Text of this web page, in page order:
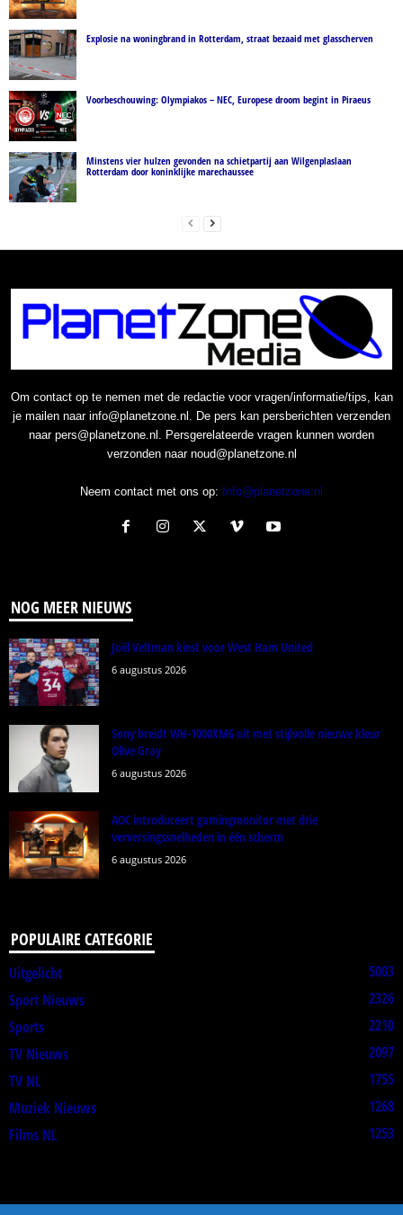
Explosie na woningbrand in Rotterdam, straat bezaaid met glasscherven
Voorbeschouwing: Olympiakos – NEC, Europese droom begint in Piraeus
Minstens vier hulzen gevonden na schietpartij aan Wilgenplaslaan
Rotterdam door koninklijke marechaussee
Om contact op te nemen met de redactie voor vragen/informatie/tips, kan
je mailen naar info@planetzone.nl. De pers kan persberichten verzenden
naar pers@planetzone.nl. Persgerelateerde vragen kunnen worden
verzonden naar noud@planetzone.nl
Neem contact met ons op: Info@planetzone.nl
NOG MEER NIEUWS
Joël Veltman kiest voor West Ham United
6 augustus 2026
Sony breidt WH-1000XM6 uit met stijlvolle nieuwe kleur
Olive Gray
6 augustus 2026
AOC introduceert gamingmonitor met drie
verversingssnelheden in één scherm
6 augustus 2026
POPULAIRE CATEGORIE
Uitgelicht
5003
Sport Nieuws
2326
Sports
2210
TV Nieuws
2097
TV NL
1755
Muziek Nieuws
1268
Films NL
1253